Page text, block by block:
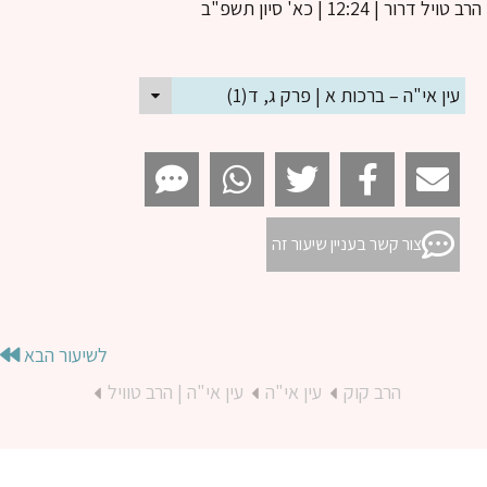
טויל דרור| 12:24 | כא' סיון תשפ"ב
עין אי"ה – ברכות א | פרק ג, ד(1)
צור קשר בעניין שיעור זה
לשיעור הבא
הרב קוק
עין אי"ה עין אי"ה | הרב טוויל